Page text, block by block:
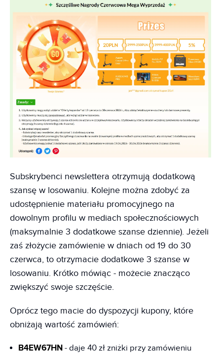
Subskrybenci newslettera otrzymują dodatkową
szansę w losowaniu. Kolejne można zdobyć za
udostępnienie materiału promocyjnego na
dowolnym profilu w mediach społecznościowych
(maksymalnie 3 dodatkowe szanse dziennie). Jeżeli
zaś złożycie zamówienie w dniach od 19 do 30
czerwca, to otrzymacie dodatkowe 3 szanse w
losowaniu. Krótko mówiąc - możecie znacząco
zwiększyć swoje szczęście.
Oprócz tego macie do dyspozycji kupony, które
obniżają wartość zamówień:
B4EW67HN - daje 40 zł zniżki przy zamówieniu